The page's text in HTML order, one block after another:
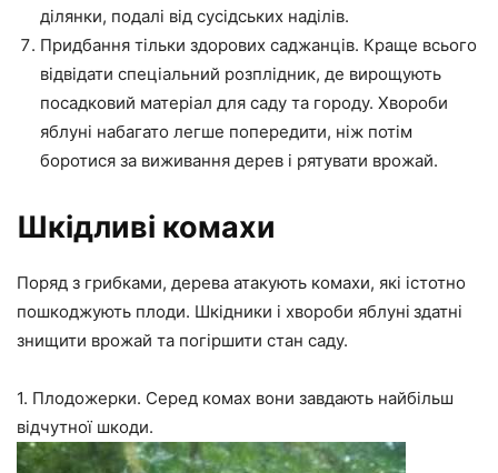
ділянки, подалі від сусідських наділів.
Придбання тільки здорових саджанців. Краще всього
відвідати спеціальний розплідник, де вирощують
посадковий матеріал для саду та городу. Хвороби
яблуні набагато легше попередити, ніж потім
боротися за виживання дерев і рятувати врожай.
Шкідливі комахи
Поряд з грибками, дерева атакують комахи, які істотно
пошкоджують плоди. Шкідники і хвороби яблуні здатні
знищити врожай та погіршити стан саду.
1. Плодожерки. Серед комах вони завдають найбільш
відчутної шкоди.